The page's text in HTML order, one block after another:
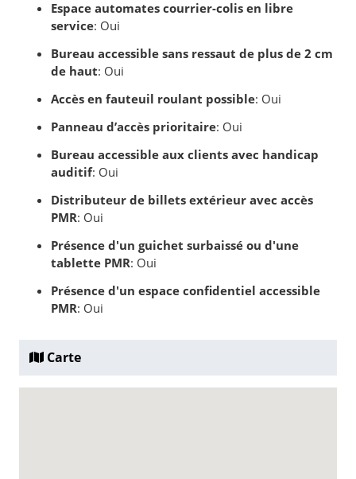
Espace automates courrier-colis en libre
service: Oui
Bureau accessible sans ressaut de plus de 2 cm
de haut: Oui
Accès en fauteuil roulant possible: Oui
Panneau d’accès prioritaire: Oui
Bureau accessible aux clients avec handicap
auditif: Oui
Distributeur de billets extérieur avec accès
PMR: Oui
Présence d'un guichet surbaissé ou d'une
tablette PMR: Oui
Présence d'un espace confidentiel accessible
PMR: Oui
Carte